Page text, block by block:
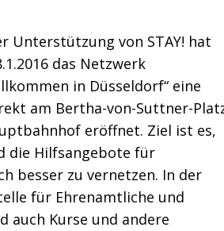
Unterstützung von STAY! hat
das Netzwerk
in Düsseldorf“ eine
am Bertha-von-Suttner-
eröffnet. Ziel ist es,
die Hilfsangebote für
besser zu vernetzen. In der
für Ehrenamtliche und
auch Kurse und andere